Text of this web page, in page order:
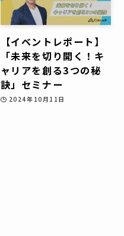
【イベントレポート】
「未来を切り開く！キ
ャリアを創る3つの秘
訣」セミナー
2024年10月11日